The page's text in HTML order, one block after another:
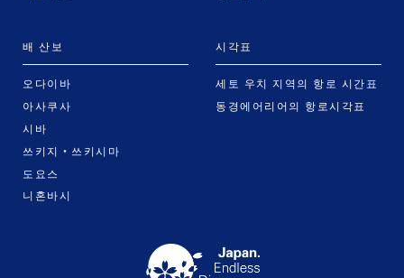
배 산보
오다이바
아사쿠사
시바
쓰키지・쓰키시마
도요스
니혼바시
시각표
세토 우치 지역의 항로 시간표
동경에어리어의 항로시각표